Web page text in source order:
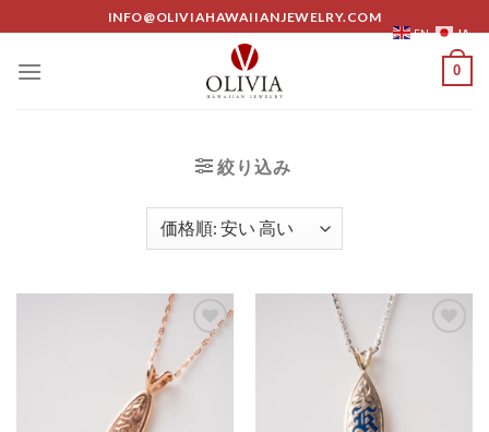
content
INFO@OLIVIAHAWAIIANJEWELRY.COM
0
絞り込み
Add to
Wishlist
EN JA